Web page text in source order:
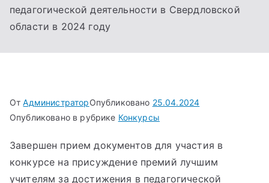
педагогической деятельности в Свердловской
области в 2024 году
ОтАдминистраторОпубликовано 25.04.2024
Опубликовано в рубрике Конкурсы
Завершен прием документов для участия в
конкурсе на присуждение премий лучшим
учителям за достижения в педагогической